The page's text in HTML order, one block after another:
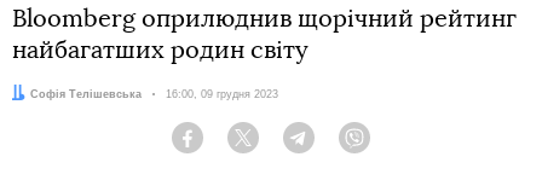
Bloomberg оприлюднив щорічний рейтинг
найбагатших родин світу
Автор:
Софія Телішевська Дата:
16:00, 09 грудня 2023
Facebook Twitter Telegram